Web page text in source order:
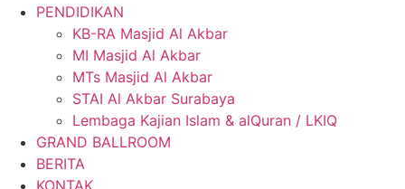
PENDIDIKAN
KB-RA Masjid Al Akbar
MI Masjid Al Akbar
MTs Masjid Al Akbar
STAI Al Akbar Surabaya
Lembaga Kajian Islam & alQuran / LKIQ
GRAND BALLROOM
BERITA
KONTAK